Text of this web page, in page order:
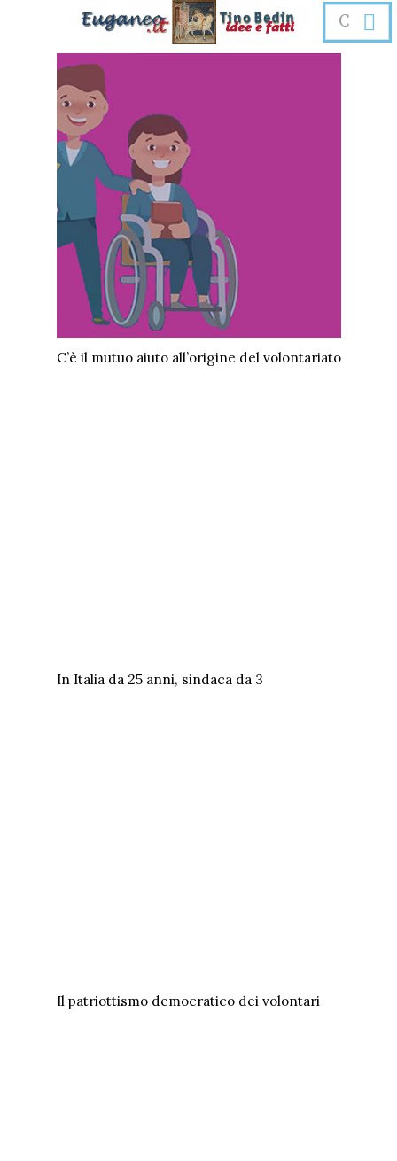
C’è il mutuo aiuto all’origine del volontariato
In Italia da 25 anni, sindaca da 3
Il patriottismo democratico dei volontari